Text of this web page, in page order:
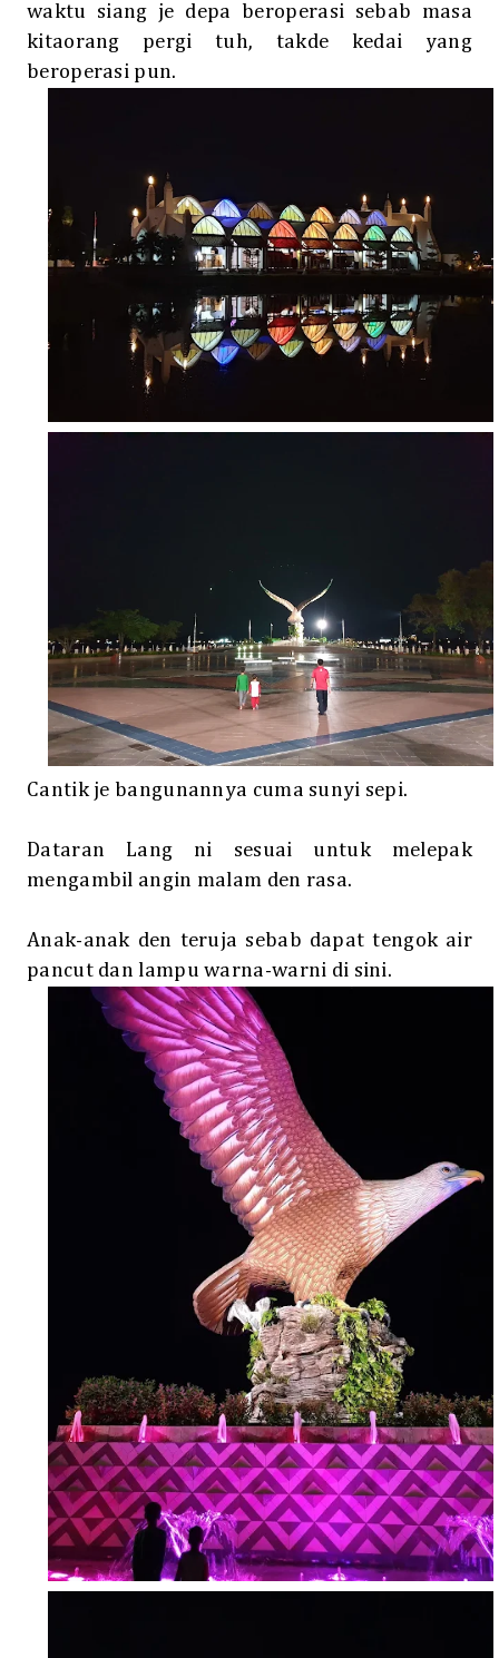
waktu siang je depa beroperasi sebab masa
kitaorang pergi tuh, takde kedai yang
beroperasi pun.
Cantik je bangunannya cuma sunyi sepi.
Dataran Lang ni sesuai untuk melepak
mengambil angin malam den rasa.
Anak-anak den teruja sebab dapat tengok air
pancut dan lampu warna-warni di sini.